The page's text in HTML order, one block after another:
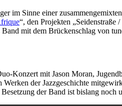
im Sinne einer
“, den Projekten
mit dem Brückenschlag von
Konzert mit Jason Moran,
der Jazzgeschichte
der Band ist bislang noch